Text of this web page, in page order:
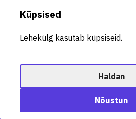
Ametisoovitaja
Küpsised
Lehekülg kasutab küpsiseid.
Haldan
Nõustun